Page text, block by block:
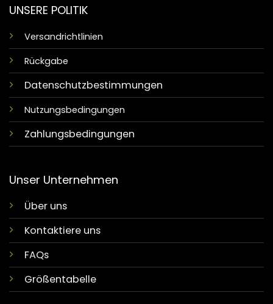
UNSERE POLITIK
Versandrichtlinien
Rückgabe
Datenschutzbestimmungen
Nutzungsbedingungen
Zahlungsbedingungen
Unser Unternehmen
Über uns
Kontaktiere uns
FAQs
Größentabelle